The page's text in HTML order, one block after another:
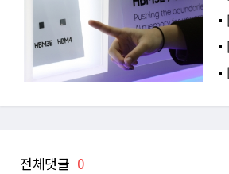
전체댓글 0